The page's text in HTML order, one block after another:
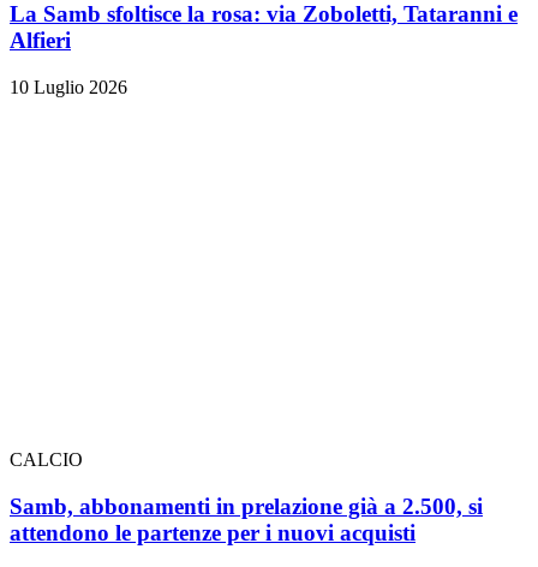
La Samb sfoltisce la rosa: via Zoboletti, Tataranni e
Alfieri
10 Luglio 2026
CALCIO
Samb, abbonamenti in prelazione già a 2.500, si
attendono le partenze per i nuovi acquisti